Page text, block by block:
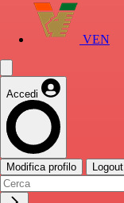
VEN
Accedi
Modifica profilo Logout